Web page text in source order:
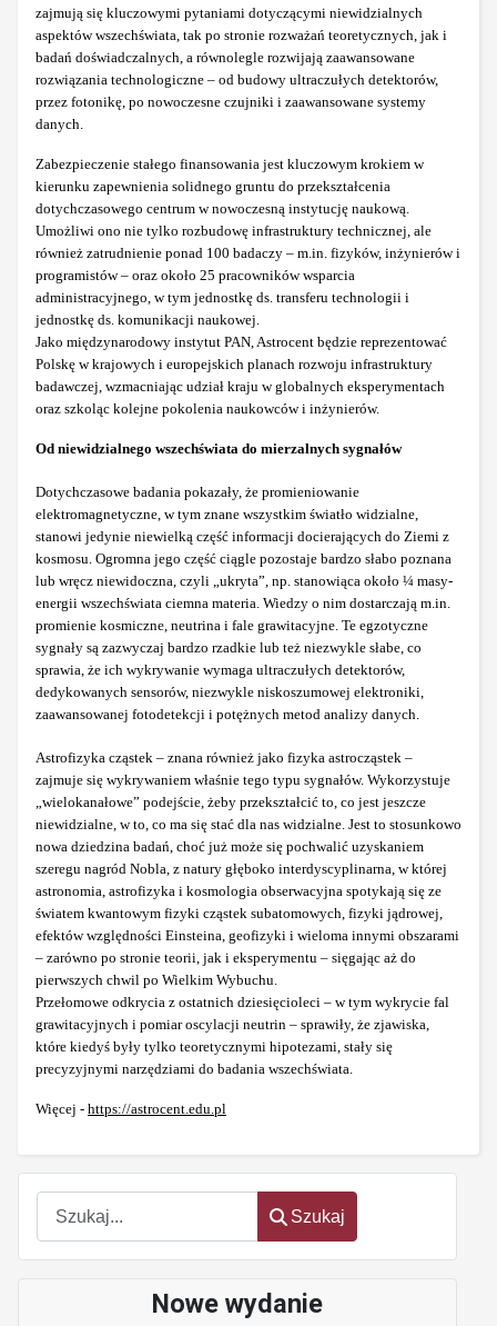
Szukaj
Szukaj
Nowe wydanie
zajmują się kluczowymi pytaniami dotyczącymi niewidzialnych
aspektów wszechświata, tak po stronie rozważań teoretycznych, jak i
badań doświadczalnych, a równolegle rozwijają zaawansowane
rozwiązania technologiczne – od budowy ultraczułych detektorów,
przez fotonikę, po nowoczesne czujniki i zaawansowane systemy
danych.
Zabezpieczenie stałego finansowania jest kluczowym krokiem w
kierunku zapewnienia solidnego gruntu do przekształcenia
dotychczasowego centrum w nowoczesną instytucję naukową.
Umożliwi ono nie tylko rozbudowę infrastruktury technicznej, ale
również zatrudnienie ponad 100 badaczy – m.in. fizyków, inżynierów i
programistów – oraz około 25 pracowników wsparcia
administracyjnego, w tym jednostkę ds. transferu technologii i
jednostkę ds. komunikacji naukowej.
Jako międzynarodowy instytut PAN, Astrocent będzie reprezentować
Polskę w krajowych i europejskich planach rozwoju infrastruktury
badawczej, wzmacniając udział kraju w globalnych eksperymentach
oraz szkoląc kolejne pokolenia naukowców i inżynierów.
Od niewidzialnego wszechświata do mierzalnych sygnałów
Dotychczasowe badania pokazały, że promieniowanie
elektromagnetyczne, w tym znane wszystkim światło widzialne,
stanowi jedynie niewielką część informacji docierających do Ziemi z
kosmosu. Ogromna jego część ciągle pozostaje bardzo słabo poznana
lub wręcz niewidoczna, czyli „ukryta”, np. stanowiąca około ¼ masy-
energii wszechświata ciemna materia. Wiedzy o nim dostarczają m.in.
promienie kosmiczne, neutrina i fale grawitacyjne. Te egzotyczne
sygnały są zazwyczaj bardzo rzadkie lub też niezwykle słabe, co
sprawia, że ich wykrywanie wymaga ultraczułych detektorów,
dedykowanych sensorów, niezwykle niskoszumowej elektroniki,
zaawansowanej fotodetekcji i potężnych metod analizy danych.
Astrofizyka cząstek – znana również jako fizyka astrocząstek –
zajmuje się wykrywaniem właśnie tego typu sygnałów. Wykorzystuje
„wielokanałowe” podejście, żeby przekształcić to, co jest jeszcze
niewidzialne, w to, co ma się stać dla nas widzialne. Jest to stosunkowo
nowa dziedzina badań, choć już może się pochwalić uzyskaniem
szeregu nagród Nobla, z natury głęboko interdyscyplinarna, w której
astronomia, astrofizyka i kosmologia obserwacyjna spotykają się ze
światem kwantowym fizyki cząstek subatomowych, fizyki jądrowej,
efektów względności Einsteina, geofizyki i wieloma innymi obszarami
– zarówno po stronie teorii, jak i eksperymentu – sięgając aż do
pierwszych chwil po Wielkim Wybuchu.
Przełomowe odkrycia z ostatnich dziesięcioleci – w tym wykrycie fal
grawitacyjnych i pomiar oscylacji neutrin – sprawiły, że zjawiska,
które kiedyś były tylko teoretycznymi hipotezami, stały się
precyzyjnymi narzędziami do badania wszechświata.
Więcej - https://astrocent.edu.pl